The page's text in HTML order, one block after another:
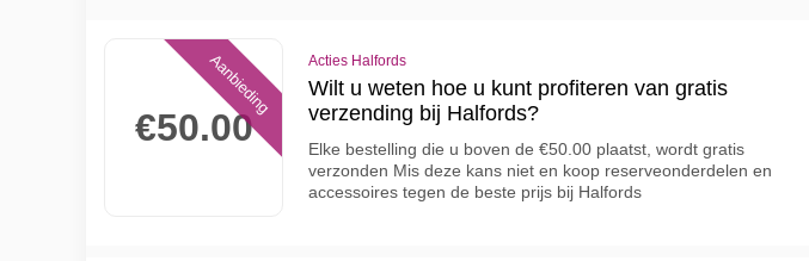
€50.00
Aanbieding Acties Halfords
Wilt u weten hoe u kunt profiteren van gratis
verzending bij Halfords?
Elke bestelling die u boven de €50.00 plaatst, wordt gratis
verzonden Mis deze kans niet en koop reserveonderdelen en
accessoires tegen de beste prijs bij Halfords